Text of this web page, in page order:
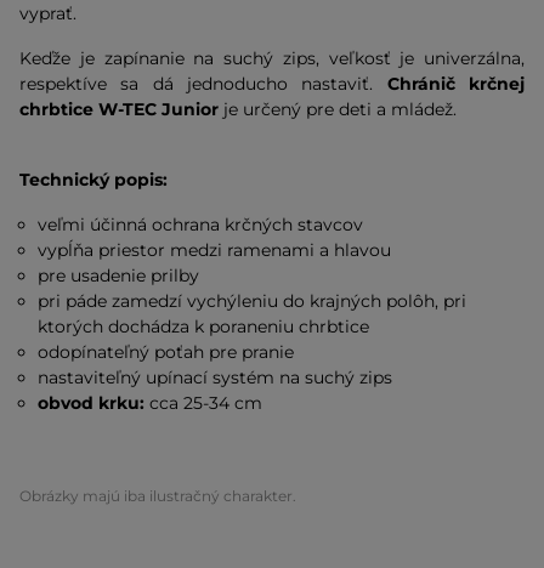
vyprať.
Keďže je zapínanie na suchý zips, veľkosť je univerzálna,
respektíve sa dá jednoducho nastaviť. Chránič krčnej
chrbtice W-TEC Junior je určený pre deti a mládež.
Technický popis:
veľmi účinná ochrana krčných stavcov
vypĺňa priestor medzi ramenami a hlavou
pre usadenie prilby
pri páde zamedzí vychýleniu do krajných polôh, pri
ktorých dochádza k poraneniu chrbtice
odopínateľný poťah pre pranie
nastaviteľný upínací systém na suchý zips
obvod krku: cca 25-34 cm
Obrázky majú iba ilustračný charakter.